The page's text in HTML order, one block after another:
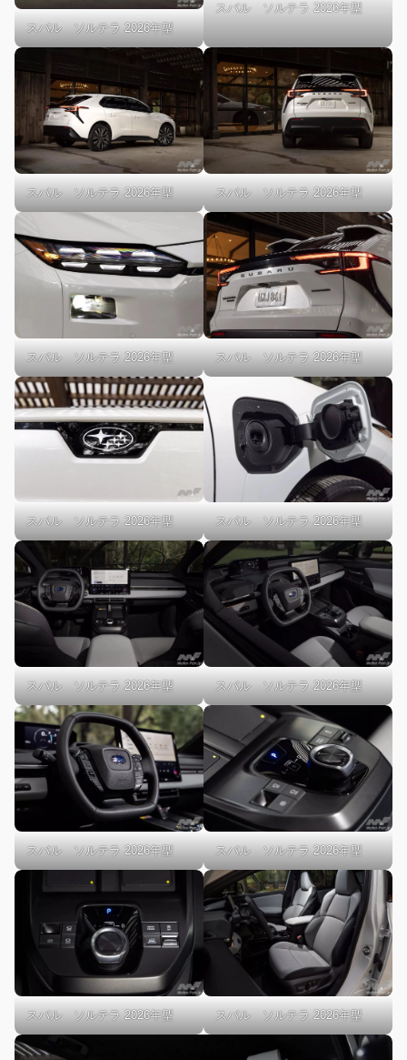
スバル ソルテラ 2026年型
スバル ソルテラ 2026年型
スバル ソルテラ 2026年型 スバル ソルテラ 2026年型
スバル ソルテラ 2026年型 スバル ソルテラ 2026年型
スバル ソルテラ 2026年型 スバル ソルテラ 2026年型
スバル ソルテラ 2026年型 スバル ソルテラ 2026年型
スバル ソルテラ 2026年型 スバル ソルテラ 2026年型
スバル ソルテラ 2026年型 スバル ソルテラ 2026年型